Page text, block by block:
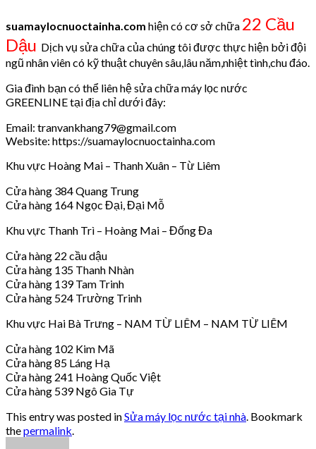
suamaylocnuoctainha.com hiện có cơ sở chữa 22 Cầu
Dậu Dịch vụ sửa chữa của chúng tôi được thực hiện bởi đội
ngũ nhân viên có kỹ thuật chuyên sâu,lâu năm,nhiệt tình,chu đáo.
Gia đình bạn có thể liên hệ sửa chữa máy lọc nước
GREENLINE tại địa chỉ dưới đây:
Email: tranvankhang79@gmail.com
Website: https://suamaylocnuoctainha.com
Khu vực Hoàng Mai – Thanh Xuân – Từ Liêm
Cửa hàng 384 Quang Trung
Cửa hàng 164 Ngọc Đại, Đại Mỗ
Khu vực Thanh Trì – Hoàng Mai – Đống Đa
Cửa hàng 22 cầu dậu
Cửa hàng 135 Thanh Nhàn
Cửa hàng 139 Tam Trinh
Cửa hàng 524 Trường Trinh
Khu vực Hai Bà Trưng – NAM TỪ LIÊM – NAM TỪ LIÊM
Cửa hàng 102 Kim Mã
Cửa hàng 85 Láng Hạ
Cửa hàng 241 Hoàng Quốc Việt
Cửa hàng 539 Ngô Gia Tự
This entry was posted inSửa máy lọc nước tại nhà . Bookmark
thepermalink